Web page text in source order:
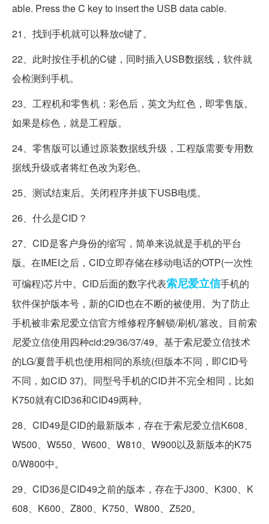
able. Press the C key to insert the USB data cable.
21、找到手机就可以释放c键了。
22、此时按住手机的C键，同时插入USB数据线，软件就
会检测到手机。
23、工程机和零售机：彩色后，英文为红色，即零售版。
如果是棕色，就是工程版。
24、零售版可以通过原装数据线升级，工程版需要专用数
据线升级或者将红色改为彩色。
25、测试结束后。关闭程序并拔下USB电缆。
26、什么是CID？
27、CID是客户身份的缩写，简单来说就是手机的平台
版。在IMEI之后，CID立即存储在移动电话的OTP(一次性
可编程)芯片中。CID后面的数字代表索尼爱立信手机的
软件保护版本号，新的CID也在不断的被使用。为了防止
手机被非索尼爱立信官方维修程序解锁/刷机/篡改。目前索
尼爱立信使用四种cid:29/36/37/49。基于索尼爱立信技术
的LG/夏普手机也使用相同的系统(但版本不同，即CID号
不同，如CID 37)。同型号手机的CID并不完全相同，比如
K750就有CID36和CID49两种。
28、CID49是CID的最新版本，存在于索尼爱立信K608、
W500、W550、W600、W810、W900以及新版本的K75
0/W800中。
29、CID36是CID49之前的版本，存在于J300、K300、K
608、K600、Z800、K750、W800、Z520。